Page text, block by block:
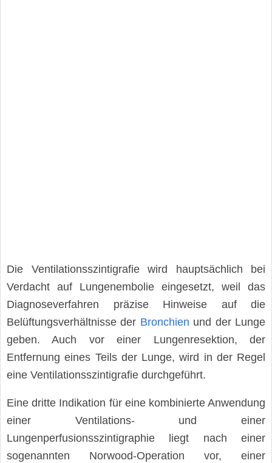
Die Ventilationsszintigrafie wird hauptsächlich bei
Verdacht auf Lungenembolie eingesetzt, weil das
Diagnoseverfahren präzise Hinweise auf die
Belüftungsverhältnisse der Bronchien und der Lunge
geben. Auch vor einer Lungenresektion, der
Entfernung eines Teils der Lunge, wird in der Regel
eine Ventilationsszintigrafie durchgeführt.
Eine dritte Indikation für eine kombinierte Anwendung
einer Ventilations- und einer
Lungenperfusionsszintigraphie liegt nach einer
sogenannten Norwood-Operation vor, einer